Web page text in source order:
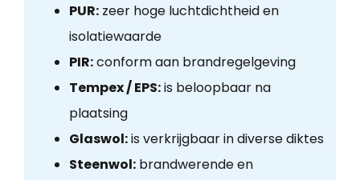
PUR:zeer hoge luchtdichtheid en
isolatiewaarde
PIR:conform aan brandregelgeving
Tempex / EPS:is beloopbaar na
plaatsing
Glaswol:is verkrijgbaar in diverse diktes
Steenwol:brandwerende en